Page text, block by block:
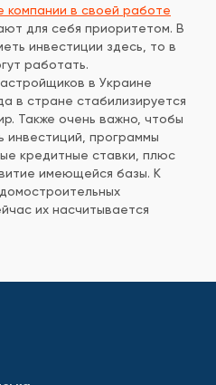
компании в своей работе
для себя приоритетом. В
инвестиции здесь, то в
работать.
в Украине
в стране стабилизируется
Также очень важно, чтобы
инвестиций, программы
кредитные ставки, плюс
имеющейся базы. К
их насчитывается